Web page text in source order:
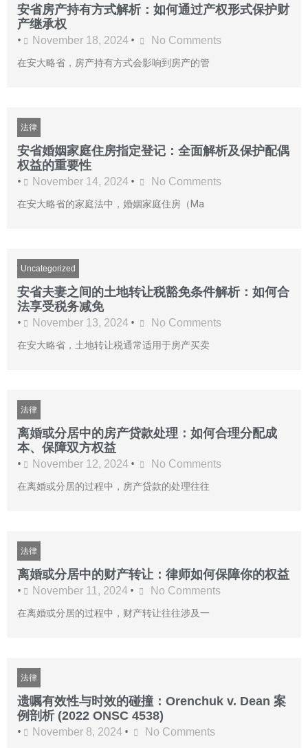
安省房产持有方式解析：如何通过产权形式保护财
产继承权
• November 18, 2024 • No Comments
在安大略省，房产持有方式会影响到房产的管
法律
安省婚姻家庭住房指定登记：全面解析及保护配偶
权益的重要性
• November 14, 2024 • No Comments
在安大略省的家庭法中，婚姻家庭住房（Ma
Uncategorized
安省夫妻之间的土地转让税豁免条件解析：如何合
法享受税务减免
• November 13, 2024 • No Comments
在安大略省，土地转让税通常适用于房产买卖
法律
离婚或分居中的房产贷款处理：如何合理分配成
本、保障双方权益
• November 12, 2024 • No Comments
在离婚或分居的过程中，房产贷款的处理往往
法律
离婚或分居中的财产转让：律师如何保障你的权益
• November 11, 2024 • No Comments
在离婚或分居的过程中，财产转让往往涉及一
法律
遗嘱有效性与时效的碰撞：Orenchuk v. Dean 案
例剖析 (2022 ONSC 4538)
• November 8, 2024 • No Comments